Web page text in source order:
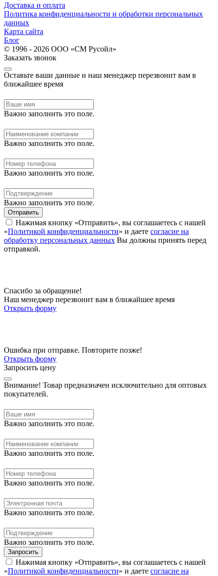
Доставка и оплата
Политика конфиденциальности и обработки персональных
данных
Карта сайта
Блог
© 1996 - 2026 ООО «СМ Русойл»
Заказать звонок
Оставьте ваши данные и наш менеджер перезвонит вам в
ближайшее время
Важно заполнить это поле.
Важно заполнить это поле.
Важно заполнить это поле.
Важно заполнить это поле.
Отправить
Нажимая кнопку «Отправить», вы соглашаетесь с нашей
«Политикой конфиденциальности» и даете согласие на
обработку персональных данных Вы должны принять перед
отправкой.
Спасибо за обращение!
Наш менеджер перезвонит вам в ближайшее время
Открыть форму
Ошибка при отправке. Повторите позже!
Открыть форму
Запросить цену
Внимание! Товар предназначен исключительно для оптовых
покупателей.
Важно заполнить это поле.
Важно заполнить это поле.
Важно заполнить это поле.
Важно заполнить это поле.
Важно заполнить это поле.
Запросить
Нажимая кнопку «Отправить», вы соглашаетесь с нашей
«Политикой конфиденциальности» и даете согласие на